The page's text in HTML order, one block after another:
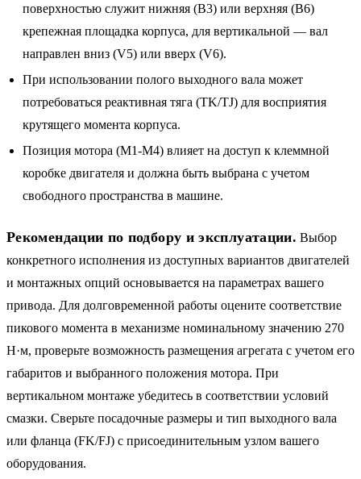
поверхностью служит нижняя (B3) или верхняя (B6)
крепежная площадка корпуса, для вертикальной — вал
направлен вниз (V5) или вверх (V6).
При использовании полого выходного вала может
потребоваться реактивная тяга (TK/TJ) для восприятия
крутящего момента корпуса.
Позиция мотора (M1-M4) влияет на доступ к клеммной
коробке двигателя и должна быть выбрана с учетом
свободного пространства в машине.
Рекомендации по подбору и эксплуатации. Выбор
конкретного исполнения из доступных вариантов двигателей
и монтажных опций основывается на параметрах вашего
привода. Для долговременной работы оцените соответствие
пикового момента в механизме номинальному значению 270
Н·м, проверьте возможность размещения агрегата с учетом его
габаритов и выбранного положения мотора. При
вертикальном монтаже убедитесь в соответствии условий
смазки. Сверьте посадочные размеры и тип выходного вала
или фланца (FK/FJ) с присоединительным узлом вашего
оборудования.